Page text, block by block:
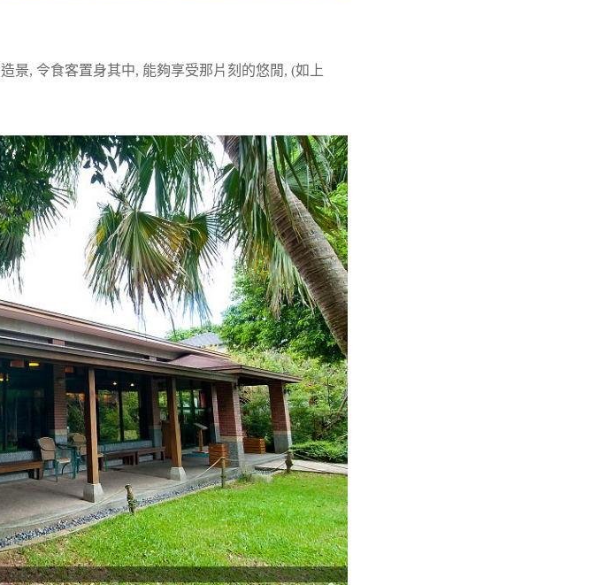
景, 令食客置身其中, 能夠享受那片刻的悠閒, (如上